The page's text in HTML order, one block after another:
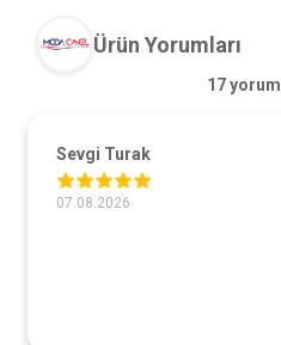
Ürün Yorumları
17 yorum
Sevgi Turak
07.08.2026